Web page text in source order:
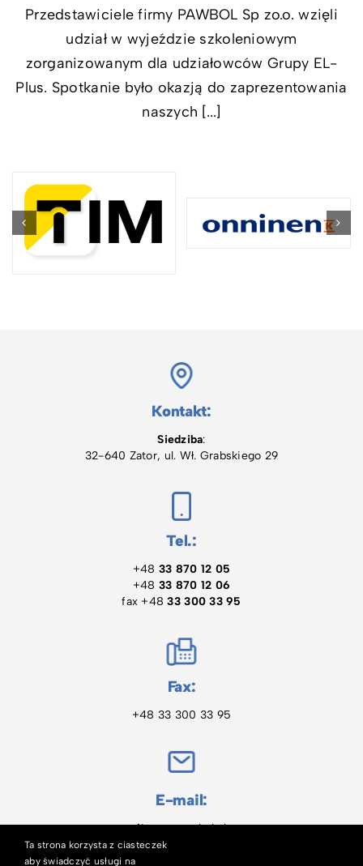
Przedstawiciele firmy PAWBOL Sp zo.o. wzięli
udział w wyjeździe szkoleniowym
zorganizowanym dla udziałowców Grupy EL-
Plus. Spotkanie było okazją do zaprezentowania
naszych [...]
Kontakt:
Siedziba:
32-640 Zator, ul. Wł. Grabskiego 29
Tel.:
+48 33 870 12 05
+48 33 870 12 06
fax +4833 300 33 95
Fax:
+48 33 300 33 95
E-mail:
firma@pawbol.pl
Ta strona korzysta z ciasteczek
aby świadczyć usługi na